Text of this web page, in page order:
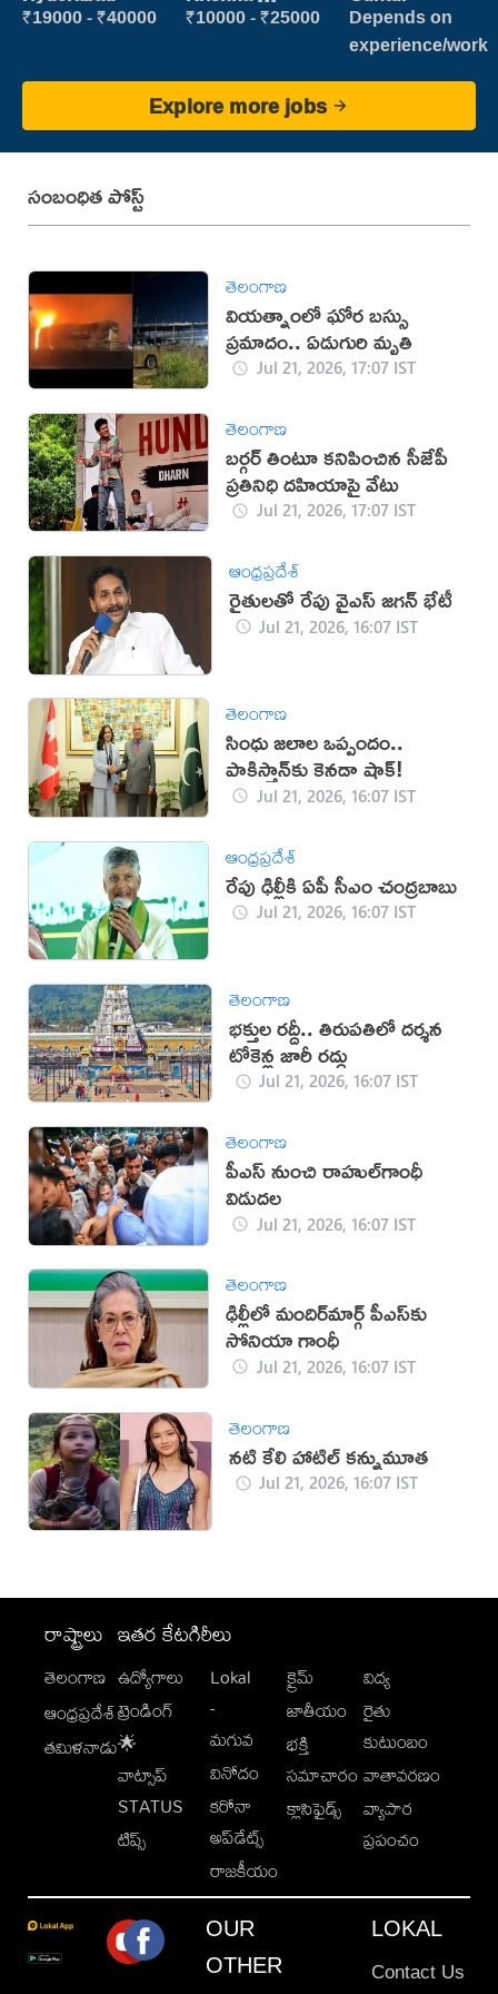
₹19000 - ₹40000 vijayawada
₹10000 - ₹25000
Depends on
experience/work
Explore more jobs
సంబంధిత పోస్ట్
తెలంగాణ
వియత్నాంలో ఘోర బస్సు
ప్రమాదం.. ఏడుగురి మృతి
Jul 21, 2026, 17:07 IST
తెలంగాణ
బర్గర్ తింటూ కనిపించిన సీజేపీ
ప్రతినిధి దహియాపై వేటు
Jul 21, 2026, 17:07 IST
ఆంధ్రప్రదేశ్
రైతులతో రేపు వైఎస్ జగన్ భేటీ
Jul 21, 2026, 16:07 IST
తెలంగాణ
సింధు జలాల ఒప్పందం..
పాకిస్తాన్‌కు కెనడా షాక్!
Jul 21, 2026, 16:07 IST
ఆంధ్రప్రదేశ్
రేపు ఢిల్లీకి ఏపీ సీఎం చంద్రబాబు
Jul 21, 2026, 16:07 IST
తెలంగాణ
భక్తుల రద్దీ.. తిరుపతిలో దర్శన
టోకెన్ల జారీ రద్దు
Jul 21, 2026, 16:07 IST
తెలంగాణ
పీఎస్‌ నుంచి రాహుల్‌గాంధీ
విడుదల
Jul 21, 2026, 16:07 IST
తెలంగాణ
ఢిల్లీలో మందిర్‌మార్గ్‌ పీఎస్‌కు
సోనియా గాంధీ
Jul 21, 2026, 16:07 IST
తెలంగాణ
నటి కేలి హాటిల్ కన్నుమూత
Jul 21, 2026, 16:07 IST
రాష్ట్రాలు
తెలంగాణ
ఆంధ్రప్రదేశ్
తమిళనాడు
ఇతర కేటగిరీలు
ఉద్యోగాలు
ట్రెండింగ్
🌟
వాట్సాప్
STATUS
టిప్స్
Lokal
-
మగువ
వినోదం
కరోనా
అప్‌డేట్స్
రాజకీయం
క్రైమ్
జాతీయం
భక్తి
సమాచారం
క్లాసిఫైడ్స్
విద్య
రైతు
కుటుంబం
వాతావరణం
వ్యాపార
ప్రపంచం
OUR
OTHER
LOKAL
Contact Us